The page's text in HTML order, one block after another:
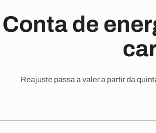
Conta de
Reajuste passa a valer a partir da